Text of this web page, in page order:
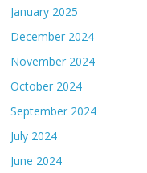
January 2025
December 2024
November 2024
October 2024
September 2024
July 2024
June 2024